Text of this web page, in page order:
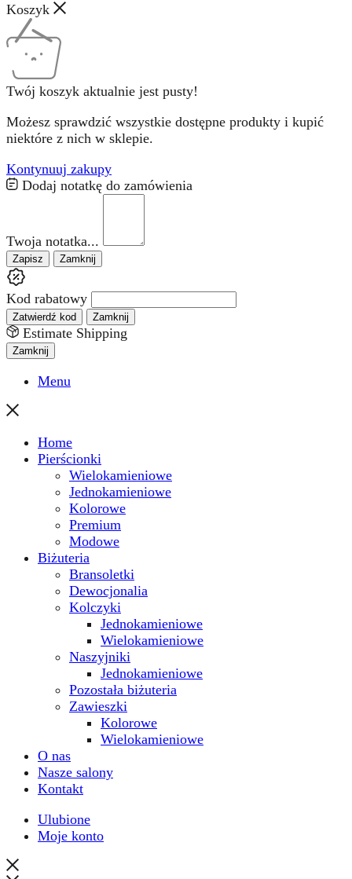
Koszyk
Twój koszyk aktualnie jest pusty!
Możesz sprawdzić wszystkie dostępne produkty i kupić
niektóre z nich w sklepie.
Kontynuuj zakupy
Dodaj notatkę do zamówienia
Twoja notatka...
Zapisz Zamknij
Kod rabatowy
Zatwierdź kod Zamknij
Estimate Shipping
Zamknij
Menu
Home
Pierścionki
Wielokamieniowe
Jednokamieniowe
Kolorowe
Premium
Modowe
Biżuteria
Bransoletki
Dewocjonalia
Kolczyki
Jednokamieniowe
Wielokamieniowe
Naszyjniki
Jednokamieniowe
Pozostała biżuteria
Zawieszki
Kolorowe
Wielokamieniowe
O nas
Nasze salony
Kontakt
Ulubione
Moje konto